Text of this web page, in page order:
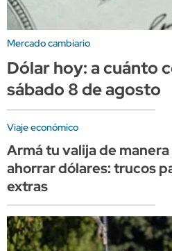
Mercado cambiario
Dólar hoy: a cuánto
sábado 8 de agosto
Viaje económico
Armá tu valija de
ahorrar dólares: trucos
extras